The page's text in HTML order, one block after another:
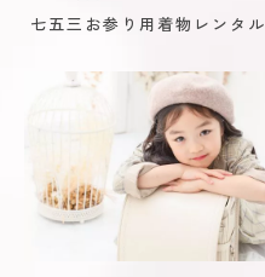
七五三お参り用着物レンタル